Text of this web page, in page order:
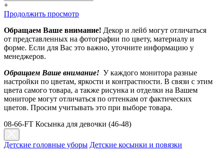
+
Продолжить просмотр
Обращаем Ваше внимание! Декор и лейб могут отличаться
от представленных на фотографии по цвету, материалу и
форме. Если для Вас это важно, уточните информацию у
менеджеров.
Обращаем Ваше внимание! У каждого монитора разные
настройки по цветам, яркости и контрастности. В связи с этим
цвета самого товара, а также рисунка и отделки на Вашем
мониторе могут отличаться по оттенкам от фактических
цветов. Просим учитывать это при выборе товара.
08-66-FT Косынка для девочки (46-48)
Детские головные уборы Детские косынки и повязки